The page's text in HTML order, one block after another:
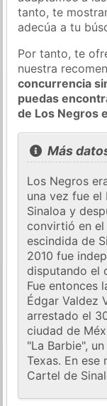
tanto, te
adecúa a tu
Por tanto, te
nuestra
concurrencia
puedas
de Los Negros
Más
Los Negros
una vez fue
Sinaloa y
convirtió en el
escindida de
2010 fue
disputando el
Fue entonces
Édgar Valdez
arrestado el
ciudad de
"La Barbie",
Texas. En
Cartel de